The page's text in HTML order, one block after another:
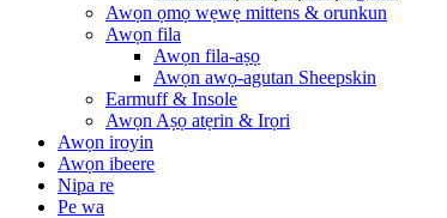
Awọn ọmọ wẹwẹ mittens & orunkun
Awọn fila
Awọn fila-aṣọ
Awọn awọ-agutan Sheepskin
Earmuff & Insole
Awọn Aṣọ atẹrin & Irọri
Awọn iroyin
Awọn ibeere
Nipa re
Pe wa